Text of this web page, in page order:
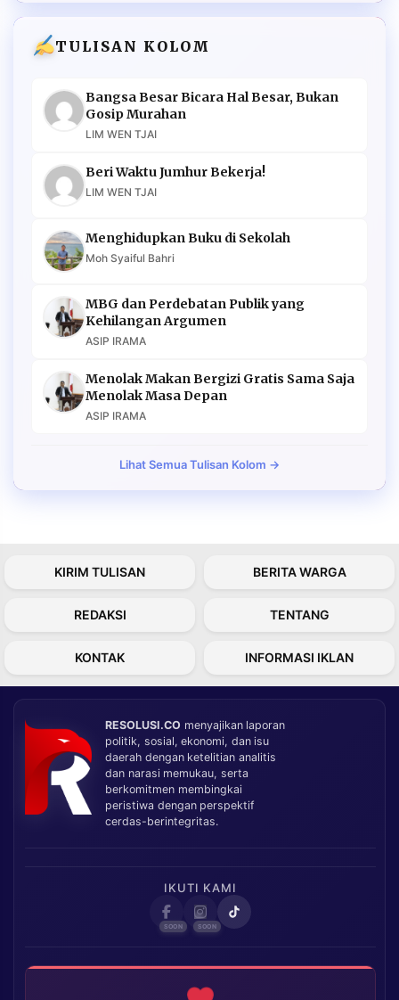
TULISAN KOLOM
Bangsa Besar Bicara Hal Besar, Bukan
Gosip Murahan
LIM WEN TJAI
Beri Waktu Jumhur Bekerja!
LIM WEN TJAI
Menghidupkan Buku di Sekolah
Moh Syaiful Bahri
MBG dan Perdebatan Publik yang
Kehilangan Argumen
ASIP IRAMA
Menolak Makan Bergizi Gratis Sama Saja
Menolak Masa Depan
ASIP IRAMA
Lihat Semua Tulisan Kolom →
KIRIM TULISAN BERITA WARGA
REDAKSI TENTANG
KONTAK INFORMASI IKLAN
RESOLUSI.CO menyajikan laporan
politik, sosial, ekonomi, dan isu
daerah dengan ketelitian analitis
dan narasi memukau, serta
berkomitmen membingkai
peristiwa dengan perspektif
cerdas-berintegritas.
IKUTI KAMI